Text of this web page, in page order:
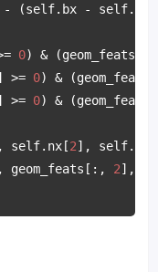
- (self.bx -
0) &
>= 0) &
>= 0) &
, self.nx[2], self.nx[
2],